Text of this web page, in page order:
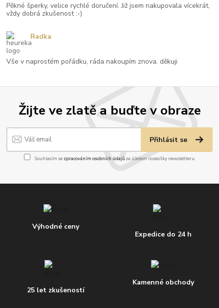
Žijte ve zlatě a buďte v obraze
Přihlásit se
Souhlasím se zpracováním osobních údajůza účelem rozesílky newsletteru.
Výhodné ceny
Expedice do 24 h
25 let zkušeností
Kamenné obchody
Pěkné šperky, velice rychlé doručení. Již jsem nakupovala vícekrát,
vždy dobrá zkušenost :-)
Vše v naprostém pořádku, ráda nakoupím znova. děkuji
Radka